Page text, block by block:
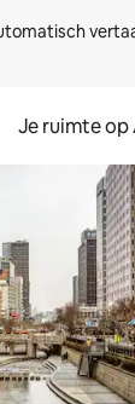
Je ruimte